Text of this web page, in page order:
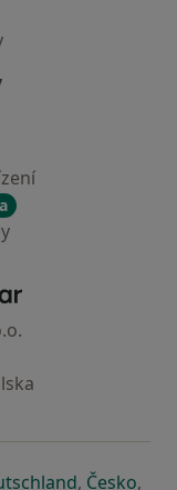
- Hlavní stránka
záložce
v nové záložce
se otevře v
, Českose
,